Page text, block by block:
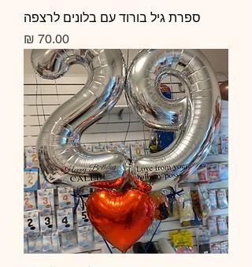
ספרת גיל בורוד עם בלונים לרצפה
מחיר